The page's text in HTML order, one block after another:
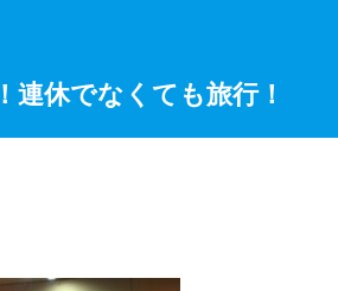
連休でなくても旅行！